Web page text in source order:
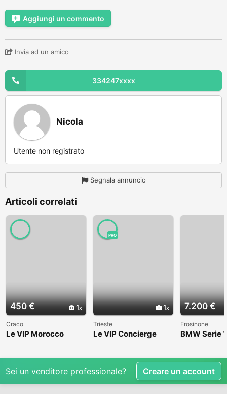
Aggiungi un commento
Invia ad un amico
334247xxxx
Nicola
Utente non registrato
Segnala annuncio
Articoli correlati
450 € 1
Craco
Le VIP Morocco
1
PRO
Trieste
Le VIP Concierge
7.200 €
Frosinone
BMW Serie
Sei un venditore professionale? Creare un account